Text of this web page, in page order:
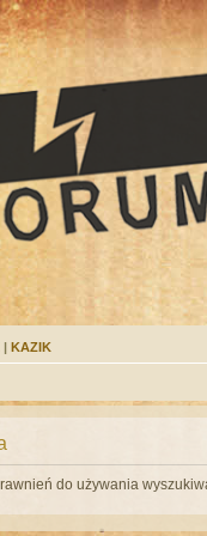
| KAZIK
do używania